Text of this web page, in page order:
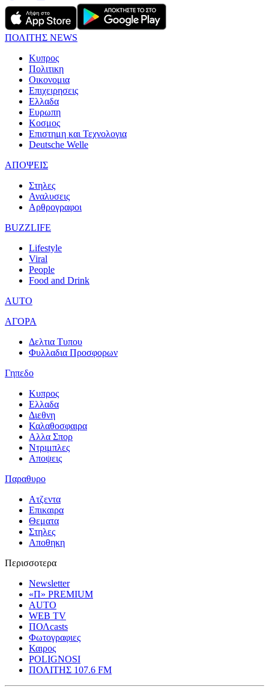
ΠΟΛΙΤΗΣ NEWS
Κυπρος
Πολιτικη
Οικονομια
Επιχειρησεις
Ελλαδα
Ευρωπη
Κοσμος
Επιστημη και Τεχνολογια
Deutsche Welle
ΑΠΟΨΕΙΣ
Στηλες
Αναλυσεις
Αρθρογραφοι
BUZZLIFE
Lifestyle
Viral
People
Food and Drink
AUTO
ΑΓΟΡΑ
Δελτια Τυπου
Φυλλαδια Προσφορων
Γηπεδο
Κυπρος
Ελλαδα
Διεθνη
Καλαθοσφαιρα
Αλλα Σπορ
Ντριμπλες
Αποψεις
Παραθυρο
Ατζεντα
Επικαιρα
Θεματα
Στηλες
Αποθηκη
Περισσοτερα
Newsletter
«Π» PREMIUM
AUTO
WEB TV
ΠΟΛcasts
Φωτογραφιες
Καιρος
POLIGNOSI
ΠΟΛΙΤΗΣ 107.6 FM